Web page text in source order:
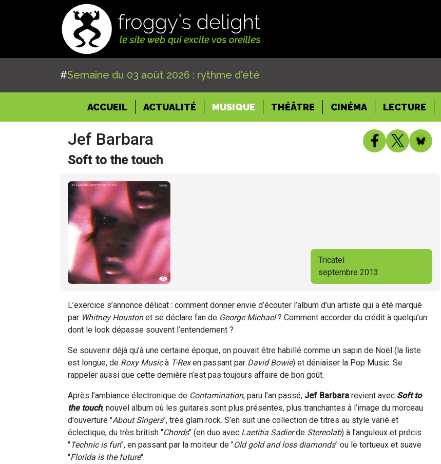
#Semaine du 03 août 2026 : rythme d'été
ACCUEIL(CURRENT)
ACTUALITÉ MUSIQUE THÉÂTRE CINÉMA LECTURE
Jef Barbara
Soft to the touch
Tricatel
septembre 2013
L’exercice s’annonce délicat : comment donner envie d’écouter l’album d’un artiste qui a été marqué
par Whitney Houstonet se déclare fan de George Michael? Comment accorder du crédit à quelqu’un
dont le look dépasse souvent l’entendement ?
Se souvenir déjà qu’à une certaine époque, on pouvait être habillé comme un sapin de Noël (la liste
est longue, de Roxy Musicà T-Rexen passant par David Bowie) et déniaiser la Pop Music. Se
rappeler aussi que cette dernière n’est pas toujours affaire de bon goût.
Après l’ambiance électronique de Contamination, paru l’an passé, Jef Barbara revient avec Soft to
the touch, nouvel album où les guitares sont plus présentes, plus tranchantes à l’image du morceau
d'ouverture "About Singers", très glam rock. S’en suit une collection de titres au style varié et
éclectique, du très british "Chords" (en duo avec Laetitia Sadierde Stereolab) à l’anguleux et précis
"Technic is fun", en passant par la moiteur de "Old gold and loss diamonds" ou le tortueux et suave
"Florida is the future".